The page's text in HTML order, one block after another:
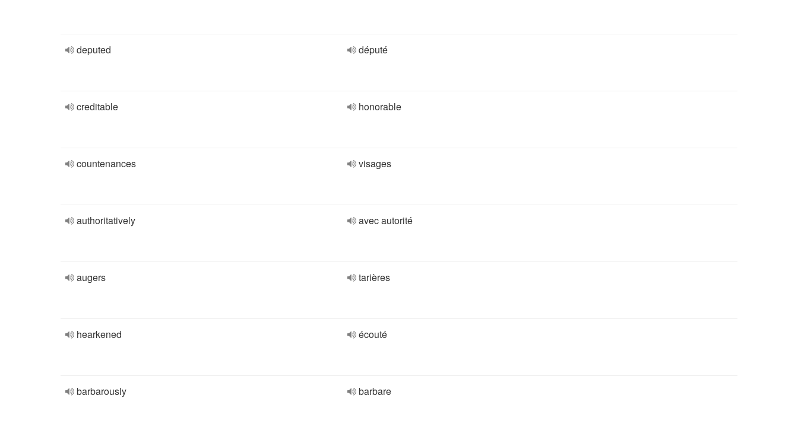
deputed député
creditable honorable
countenances visages
authoritatively avec autorité
augers tarières
hearkened écouté
barbarously barbare